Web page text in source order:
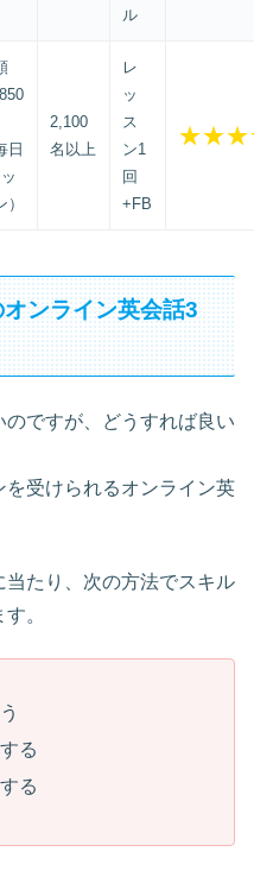
ル
日
）
2,100
名以上
レ
ッ
ス
ン1
回
+FB
ンライン英会話3
ですが、どうすれば良い
受けられるオンライン英
たり、次の方法でスキル
。
る
る